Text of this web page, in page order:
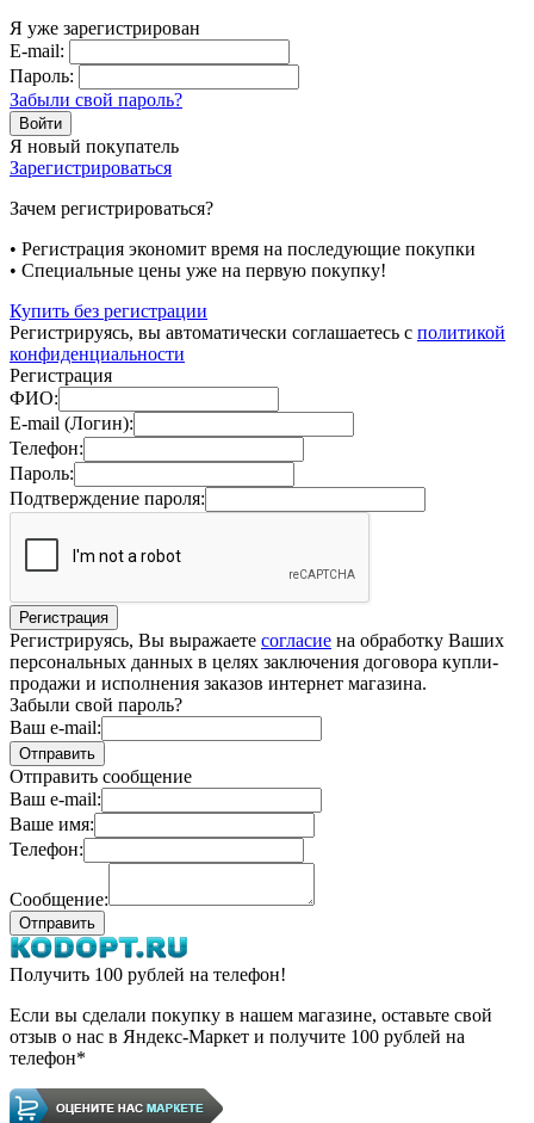
Я уже зарегистрирован
E-mail:
Пароль:
Забыли свой пароль?
Я новый покупатель
Зарегистрироваться
Зачем регистрироваться?
• Регистрация экономит время на последующие покупки
• Специальные цены уже на первую покупку!
Купить без регистрации
Регистрируясь, вы автоматически соглашаетесь с политикой
конфиденциальности
Регистрация
ФИО:
E-mail (Логин):
Телефон:
Пароль:
Подтверждение пароля:
Регистрируясь, Вы выражаете согласие на обработку Ваших
персональных данных в целях заключения договора купли-
продажи и исполнения заказов интернет магазина.
Забыли свой пароль?
Ваш e-mail:
Отправить сообщение
Ваш e-mail:
Ваше имя:
Телефон:
Сообщение:
Получить 100 рублей на телефон!
Если вы сделали покупку в нашем магазине, оставьте свой
отзыв о нас в Яндекс-Маркет и получите 100 рублей на
телефон*